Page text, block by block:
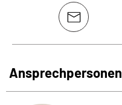
Ansprechpersonen